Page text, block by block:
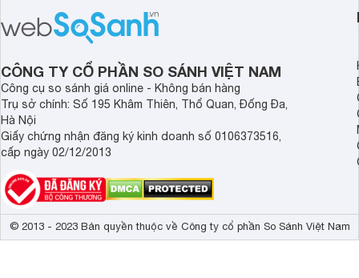
sức khỏe và đảm bảo nguồn nước
sạch cho cả gia đình.
cửa điện tử hãng
sẽ so sánh 5
Demax, Hubert và
CÔNG TY CỔ PHẦN SO SÁNH VIỆT NAM
Công cụ so sánh giá online - Không bán hàng
Trụ sở chính: Số 195 Khâm Thiên, Thổ Quan, Đống Đa,
Hà Nội
Giấy chứng nhận đăng ký kinh doanh số 0106373516,
cấp ngày 02/12/2013
© 2013 - 2023 Bản quyền thuộc về Công ty cổ phần So Sánh Việt Nam